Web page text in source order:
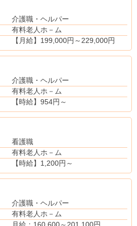
※新卒の給与は経験・能力を考慮し決定
（別途手当）
賞与あり（前年度実績・年2回又は100,000円～200,000円）
介護職・ヘルパー
有料老人ホ－ム
【月給】199,000円～229,000円
【賞与】年2回
介護職・ヘルパー
有料老人ホ－ム
【時給】954円～
【社会保険】完備
看護職
有料老人ホ－ム
【時給】1,200円～
【賞与】あり
介護職・ヘルパー
有料老人ホ－ム
月給：160,600～201,100円